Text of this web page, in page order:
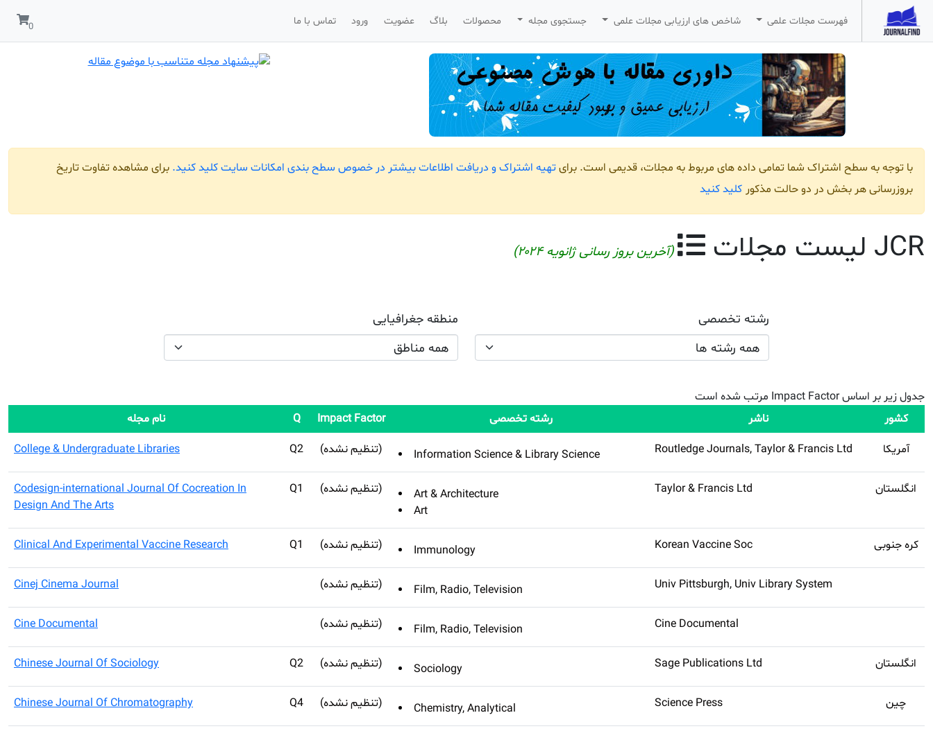
فهرست مجلات علمی شاخص های ارزیابی مجلات علمی جستجوی مجله محصولات بلاگ عضویت ورود تماس با ما
با توجه به سطح اشتراک شما تمامی داده های مربوط به مجلات، قدیمی است. برایتهیه اشتراک و دریافت اطلاعات بیشتر در خصوص سطح بندی امکانات سایت کلید کنید. برای مشاهده تفاوت تاریخ
بروزرسانی هر بخش در دو حالت مذکور کلید کنید
JCR لیست مجلات (آخرین بروز رسانی ژانویه ۲۰۲۴)
رشته تخصصی
همه رشته ها
منطقه جغرافیایی
همه مناطق
جدول زیر بر اساس Impact Factor مرتب شده است
کشور
ناشر رشته تخصصی Impact Factor
Q
نام مجله
آمریکا
Routledge Journals, Taylor & Francis Ltd
Information Science & Library Science (تنظیم نشده) Q2
College & Undergraduate Libraries
انگلستان Taylor & Francis Ltd
Art & Architecture
Art
(تنظیم نشده) Q1
Codesign-international Journal Of Cocreation In
Design And The Arts
کره جنوبی Korean Vaccine Soc
Immunology (تنظیم نشده) Q1
Clinical And Experimental Vaccine Research
Univ Pittsburgh, Univ Library System
Film, Radio, Television (تنظیم نشده) Cinej Cinema Journal
Cine Documental
Film, Radio, Television (تنظیم نشده) Cine Documental
انگلستان Sage Publications Ltd
Sociology (تنظیم نشده) Q2
Chinese Journal Of Sociology
چین Science Press
Chemistry, Analytical (تنظیم نشده) Q4
Chinese Journal Of Chromatography